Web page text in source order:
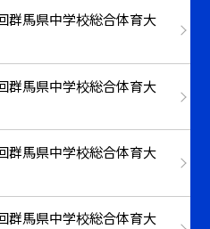
群馬県中学校総合体育大
群馬県中学校総合体育大
群馬県中学校総合体育大
群馬県中学校総合体育大